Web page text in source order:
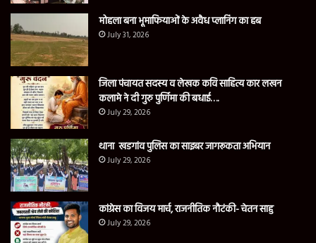
मोहला बना भूमाफियाओं के अवैध प्लानिंग का हब
July 31, 2026
जिला पंचायत सदस्य व लेखक कवि साहित्य कार लखन
कलामे ने दी गुरु पुर्णिमा की बधाई….
July 29, 2026
थाना खडगांव पुलिस का साइबर जागरूकता अभियान
July 29, 2026
कांग्रेस का विजय मार्च, राजनीतिक नौटंकी- चेतन साहु
July 29, 2026